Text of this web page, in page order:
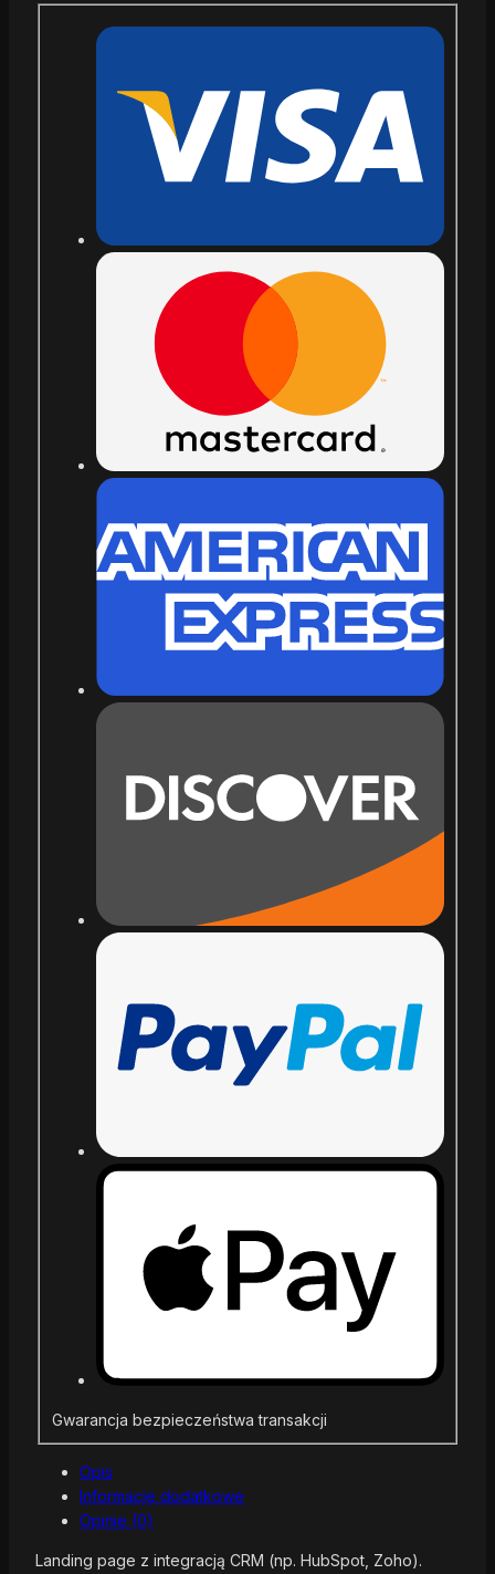
Gwarancja bezpieczeństwa transakcji
Opis
Informacje dodatkowe
Opinie (0)
Landing page z integracją CRM (np. HubSpot, Zoho).